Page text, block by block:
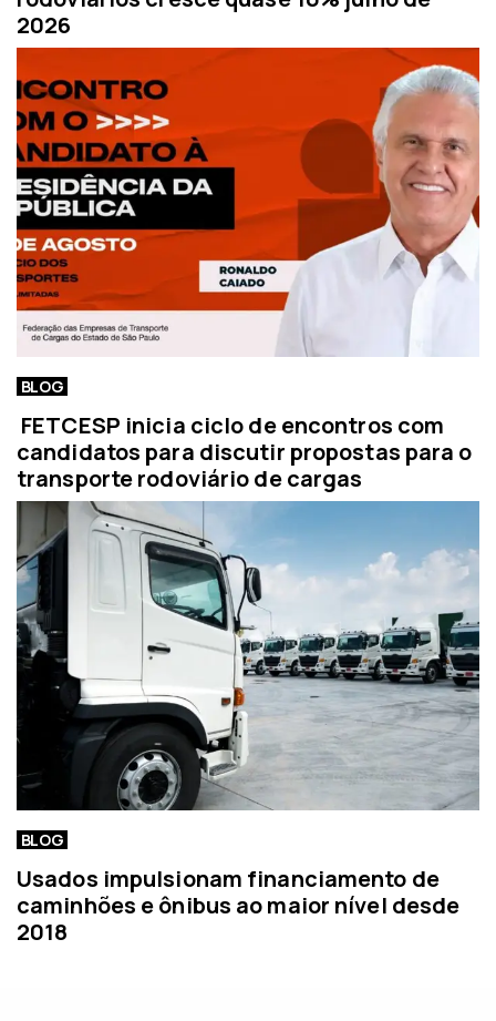
2026
BLOG
FETCESP inicia ciclo de encontros com
candidatos para discutir propostas para o
transporte rodoviário de cargas
BLOG
Usados impulsionam financiamento de
caminhões e ônibus ao maior nível desde
2018